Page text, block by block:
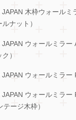
木枠ウォールミ
ルナット）
ウォールミラー
）
ウォールミラー
ウォールミラー
ージ木枠）